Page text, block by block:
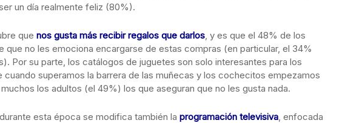
un día realmente feliz (80%).
que nos gusta más recibir regalos que darlos, y es que el 48% de los
que no les emociona encargarse de estas compras (en particular, el 34%
Por su parte, los catálogos de juguetes son solo interesantes para los
cuando superamos la barrera de las muñecas y los cochecitos empezamos
los adultos (el 49%) los que aseguran que no les gusta nada.
esta época se modifica también la programación televisiva, enfocada